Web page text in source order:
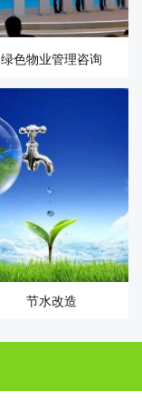
绿色物业管理咨询
节水改造